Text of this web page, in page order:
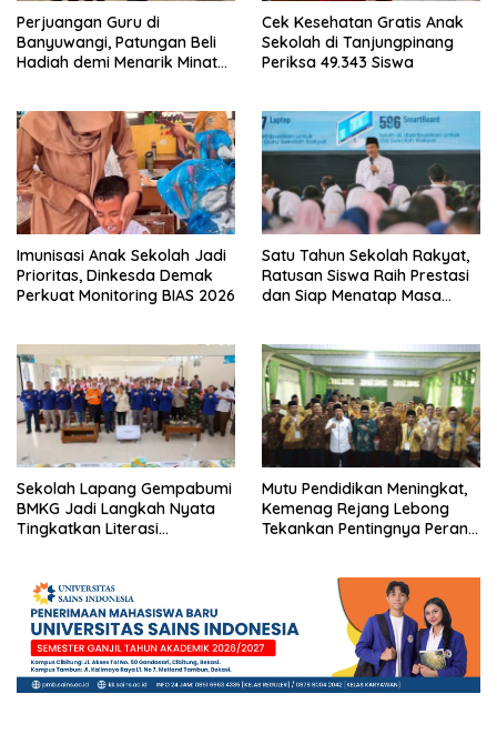
Perjuangan Guru di
Banyuwangi, Patungan Beli
Hadiah demi Menarik Minat
Cek Kesehatan Gratis Anak
Sekolah di Tanjungpinang
Periksa 49.343 Siswa
Imunisasi Anak Sekolah Jadi
Prioritas, Dinkesda Demak
Perkuat Monitoring BIAS 2026
Satu Tahun Sekolah Rakyat,
Ratusan Siswa Raih Prestasi
dan Siap Menatap Masa
Sekolah Lapang Gempabumi
BMKG Jadi Langkah Nyata
Tingkatkan Literasi
Mutu Pendidikan Meningkat,
Kemenag Rejang Lebong
Tekankan Pentingnya Peran